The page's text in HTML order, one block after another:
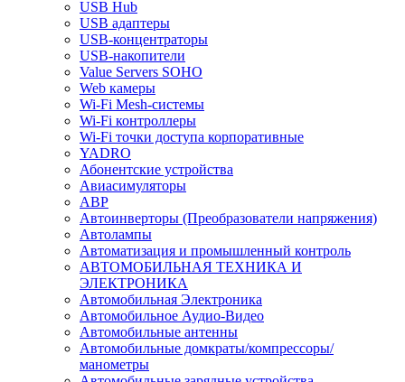
USB Hub
USB адаптеры
USB-концентраторы
USB-накопители
Value Servers SOHO
Web камеры
Wi-Fi Mesh-системы
Wi-Fi контроллеры
Wi-Fi точки доступа корпоративные
YADRO
Абонентские устройства
Авиасимуляторы
АВР
Автоинверторы (Преобразователи напряжения)
Автолампы
Автоматизация и промышленный контроль
АВТОМОБИЛЬНАЯ ТЕХНИКА И
ЭЛЕКТРОНИКА
Автомобильная Электроника
Автомобильное Аудио-Видео
Автомобильные антенны
Автомобильные домкраты/компрессоры/
манометры